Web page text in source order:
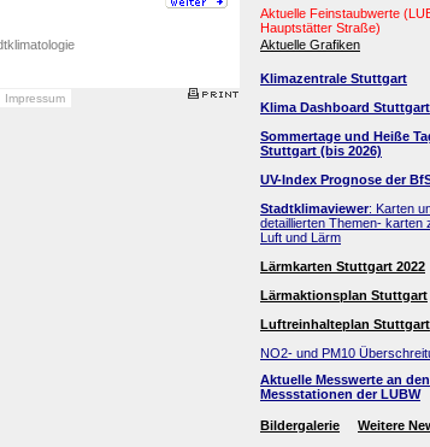
Aktuelle Feinstaubwerte
Hauptstätter Straße)
Aktuelle Grafiken
Klimazentrale Stuttgart
Klima Dashboard Stuttgart
Sommertage und Heiße
Stuttgart (bis 2026)
UV-Index Prognose der
Stadtklimaviewer: Karten
detaillierten Themen- karten
Luft und Lärm
Lärmkarten Stuttgart 2022
Lärmaktionsplan Stuttgart
Luftreinhalteplan Stuttgart
NO2- und PM10
Aktuelle Messwerte an den
Messstationen der LUBW
Bildergalerie Weitere
Impressum